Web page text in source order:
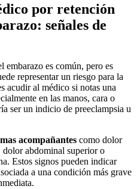
por retención
señales de
embarazo es común, pero es
representar un riesgo para la
acudir al médico si notas una
en las manos, cara o
ser un indicio de preeclampsia u
acompañantes como dolor
dolor abdominal superior o
Estos signos pueden indicar
a una condición más grave